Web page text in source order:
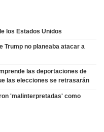
los Estados Unidos
Trump no planeaba atacar a
las deportaciones de
las elecciones se retrasarán
'malinterpretadas' como